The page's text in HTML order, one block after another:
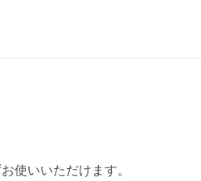
使いいただけます。